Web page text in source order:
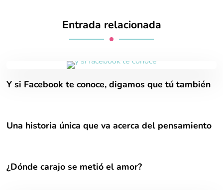
Entrada relacionada
Y si Facebook te conoce, digamos que tú también
Una historia única que va acerca del pensamiento
¿Dónde carajo se metió el amor?